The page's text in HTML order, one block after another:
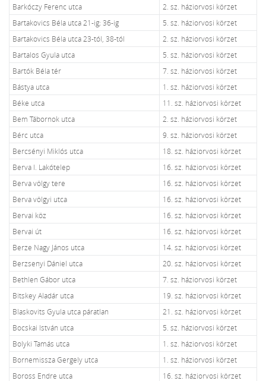
Barkóczy Ferenc utca
2. sz. háziorvosi körzet
Bartakovics Béla utca 21-ig; 36-ig
5. sz. háziorvosi körzet
Bartakovics Béla utca 23-tól, 38-tól
2. sz. háziorvosi körzet
Bartalos Gyula utca
5. sz. háziorvosi körzet
Bartók Béla tér
7. sz. háziorvosi körzet
Bástya utca
1. sz. háziorvosi körzet
Béke utca
11. sz. háziorvosi körzet
Bem Tábornok utca
2. sz. háziorvosi körzet
Bérc utca
9. sz. háziorvosi körzet
Bercsényi Miklós utca
18. sz. háziorvosi körzet
Berva I. Lakótelep
16. sz. háziorvosi körzet
Berva völgy tere
16. sz. háziorvosi körzet
Berva völgyi utca
16. sz. háziorvosi körzet
Bervai köz
16. sz. háziorvosi körzet
Bervai út
16. sz. háziorvosi körzet
Berze Nagy János utca
14. sz. háziorvosi körzet
Berzsenyi Dániel utca
20. sz. háziorvosi körzet
Bethlen Gábor utca
7. sz. háziorvosi körzet
Bitskey Aladár utca
19. sz. háziorvosi körzet
Blaskovits Gyula utca páratlan
21. sz. háziorvosi körzet
Bocskai István utca
5. sz. háziorvosi körzet
Bolyki Tamás utca
1. sz. háziorvosi körzet
Bornemissza Gergely utca
1. sz. háziorvosi körzet
Boross Endre utca
16. sz. háziorvosi körzet